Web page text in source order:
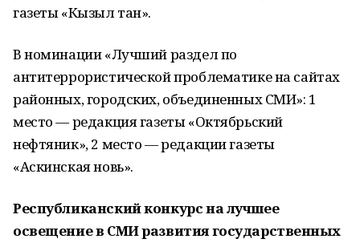
газеты «Кызыл тан».
В номинации «Лучший раздел по
антитеррористической проблематике на сайтах
районных, городских, объединенных СМИ»: 1
место — редакция газеты «Октябрьский
нефтяник», 2 место — редакции газеты
«Аскинская новь».
Республиканский конкурс на лучшее
освещение в СМИ развития государственных